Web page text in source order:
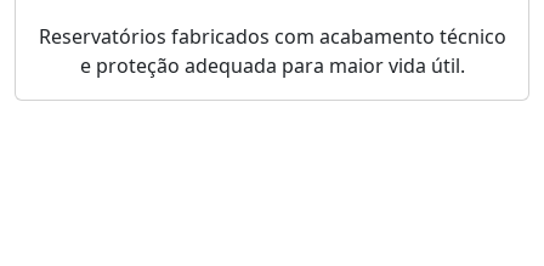
Reservatórios fabricados com acabamento técnico
e proteção adequada para maior vida útil.